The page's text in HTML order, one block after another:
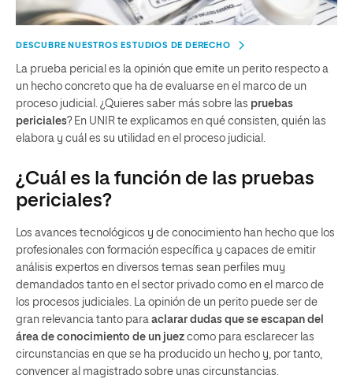
DESCUBRE NUESTROS ESTUDIOS DE DERECHO
La prueba pericial es la opinión que emite un perito respecto a
un hecho concreto que ha de evaluarse en el marco de un
proceso judicial. ¿Quieres saber más sobre las pruebas
periciales? En UNIR te explicamos en qué consisten, quién las
elabora y cuál es su utilidad en el proceso judicial.
¿Cuál es la función de las pruebas
periciales?
Los avances tecnológicos y de conocimiento han hecho que los
profesionales con formación específica y capaces de emitir
análisis expertos en diversos temas sean perfiles muy
demandados tanto en el sector privado como en el marco de
los procesos judiciales. La opinión de un perito puede ser de
gran relevancia tanto para aclarar dudas que se escapan del
área de conocimiento de un juez como para esclarecer las
circunstancias en que se ha producido un hecho y, por tanto,
convencer al magistrado sobre unas circunstancias.